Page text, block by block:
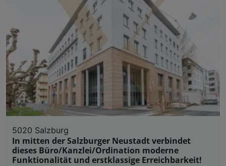
5020 Salzburg
In mitten der Salzburger Neustadt verbindet
dieses Büro/Kanzlei/Ordination moderne
Funktionalität und erstklassige Erreichbarkeit!